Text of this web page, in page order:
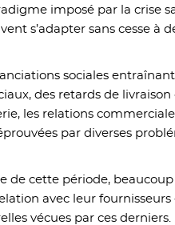
imposé par la crise
s’adapter sans cesse à
sociales
des retards de livraison
les relations
par diverses
de cette période,
avec leur fournisseurs
vécues par ces derniers.